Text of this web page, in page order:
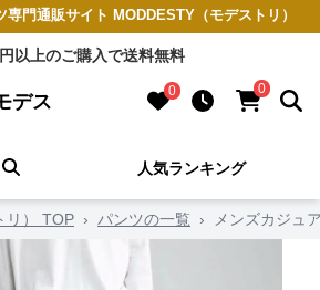
門通販サイト MODDESTY（モデストリ）
以上のご購入で送料無料
0 0
人気ランキング
リ） TOP › パンツの一覧 › メンズカジュ